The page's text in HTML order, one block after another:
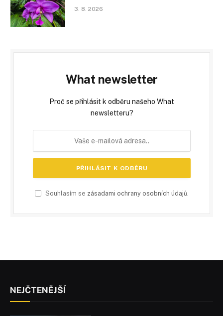
3. 8. 2026
What newsletter
Proč se přihlásit k odběru našeho What
newsletteru?
Souhlasím se zásadami ochrany osobních údajů.
NEJČTENĚJŠÍ